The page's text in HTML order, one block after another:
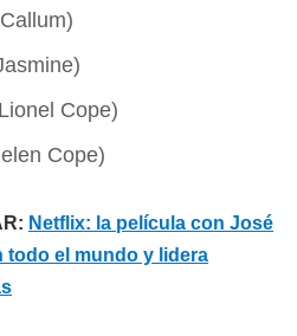
Cope)
Cope)
Netflix: la película con José
todo el mundo y lidera